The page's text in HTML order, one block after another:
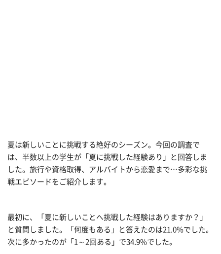
夏は新しいことに挑戦する絶好のシーズン。今回の調査で
は、半数以上の学生が「夏に挑戦した経験あり」と回答しま
した。旅行や資格取得、アルバイトから恋愛まで…多彩な挑
戦エピソードをご紹介します。
最初に、「夏に新しいことへ挑戦した経験はありますか？」
と質問しました。「何度もある」と答えたのは21.0%でした。
次に多かったのが「1～2回ある」で34.9%でした。